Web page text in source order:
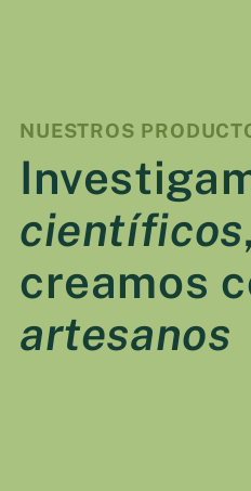
NUESTROS
científicos,
creamos
artesanos